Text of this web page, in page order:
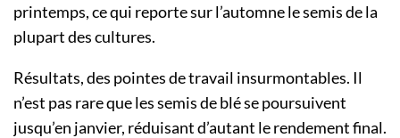
printemps, ce qui reporte sur l’automne le semis de la
plupart des cultures.
Résultats, des pointes de travail insurmontables. Il
n’est pas rare que les semis de blé se poursuivent
jusqu’en janvier, réduisant d’autant le rendement final.